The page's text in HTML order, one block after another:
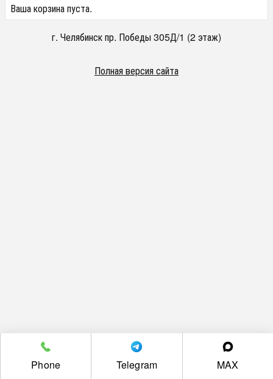
Ваша корзина пуста.
г. Челябинск пр. Победы 305Д/1 (2 этаж)
Полная версия сайта
Phone Telegram MAX